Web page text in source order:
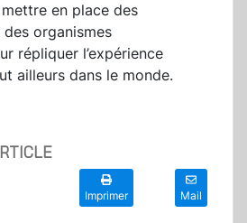
en place des
organismes
répliquer l’expérience
ailleurs dans le monde.
Imprimer Mail